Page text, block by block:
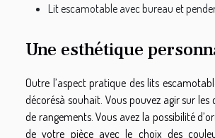
Lit escamotable avec bureau et
Une esthétique
Outre l’aspect pratique des lits
décorésà souhait. Vous pouvez agir sur les
de rangements. Vous avez la possibilité
de votre pièce avec le choix des